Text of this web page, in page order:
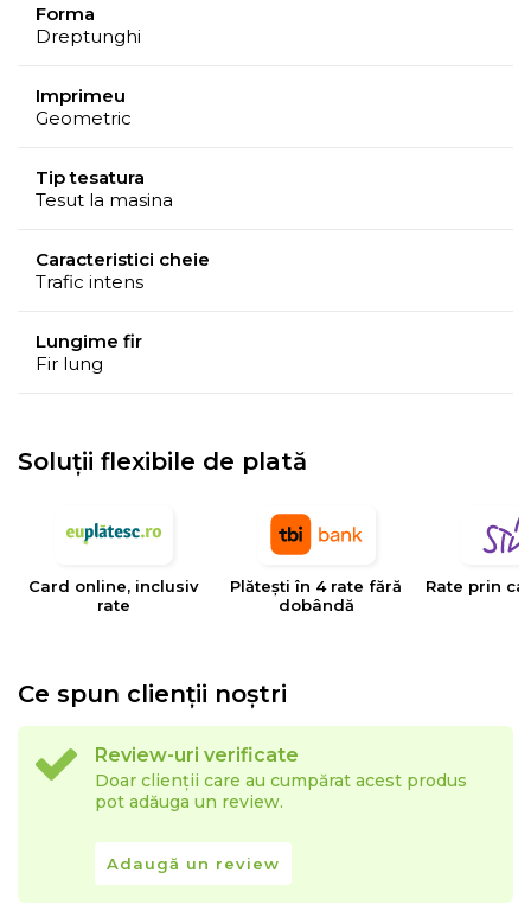
Forma
Dreptunghi
Imprimeu
Geometric
Tip tesatura
Tesut la masina
Caracteristici cheie
Trafic intens
Lungime fir
Fir lung
Soluții flexibile de plată
Card online, inclusiv
rate
Plătești în 4 rate fără
dobândă
Rate prin
Ce spun clienții noștri
Review-uri verificate
Doar clienții care au cumpărat acest produs
pot adăuga un review.
Adaugă un review